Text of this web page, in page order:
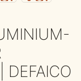
DEFAICO